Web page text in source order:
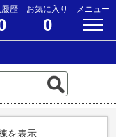
履歴 お気に入り
0
メニュー
を表示